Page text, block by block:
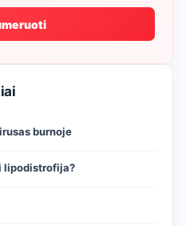
burnoje
lipodistrofija?